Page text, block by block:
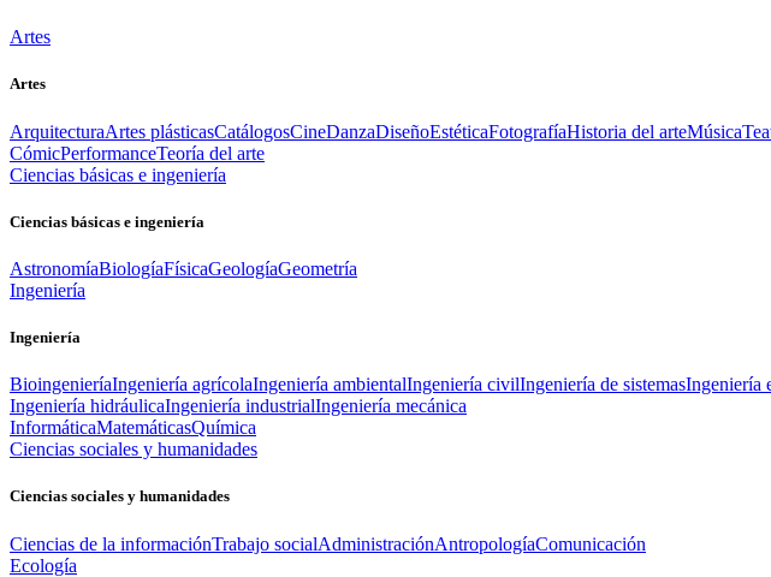
Artes
Artes
ArquitecturaArtes plásticasCatálogosCineDanzaDiseñoEstéticaFotografíaHistoria del arteMúsica
CómicPerformanceTeoría del arte
Ciencias básicas e ingeniería
Ciencias básicas e ingeniería
AstronomíaBiologíaFísicaGeologíaGeometría
Ingeniería
Ingeniería
BioingenieríaIngeniería agrícolaIngeniería ambientalIngeniería civilIngeniería de sistemasIngeniería
Ingeniería hidráulicaIngeniería industrialIngeniería mecánica
InformáticaMatemáticasQuímica
Ciencias sociales y humanidades
Ciencias sociales y humanidades
Ciencias de la informaciónTrabajo socialAdministraciónAntropologíaComunicación
Ecología